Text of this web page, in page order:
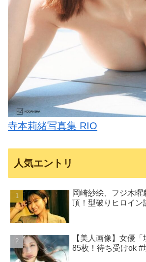
寺本莉緒写真集 RIO
人気エントリ
岡崎紗絵、フジ木曜
頂！型破りヒロイン
【美人画像】女優
85枚！待ち受けok #